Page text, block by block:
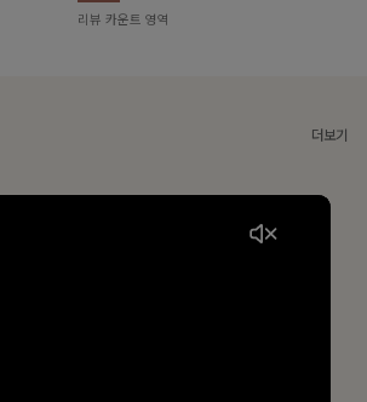
리뷰 카운트 영역
더보기